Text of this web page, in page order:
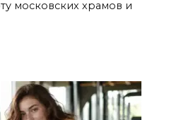
московских храмов и